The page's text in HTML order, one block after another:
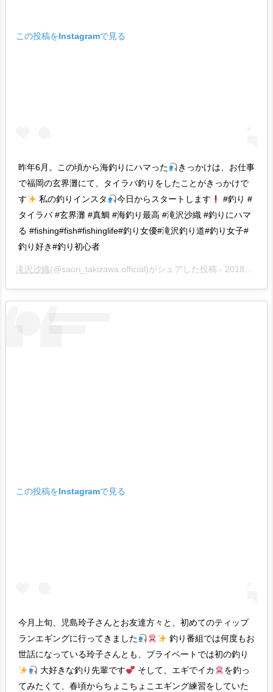
この投稿をInstagramで見る
昨年6月。この頃から海釣りにハマった
きっかけは、お仕事
で福岡の玄界灘にて、タイラバ釣りをしたことがきっかけで
す
私の釣りインスタ 今日からスタートします
#釣り #
タイラバ #玄界灘 #真鯛 #海釣り最高 #滝沢沙織 #釣りにハマ
る #fishing#fish#fishinglife#釣り女優#滝沢釣り道#釣り女子#
釣り好き#釣り初心者
滝沢沙織(@saori_takizawa.official)がシェアした投稿 - 2018年11月月1日午前2時33分PDT
この投稿をInstagramで見る
今月上旬、児島玲子さんとお友達方々と、初めてのティップ
ランエギングに行ってきました
釣り番組では何度もお
世話になっている玲子さんとも、プライベートでは初の釣り
大好きな釣り先輩です
そして、エギでイカ
を釣っ
てみたくて、春頃からちょこちょこエギング練習をしていた